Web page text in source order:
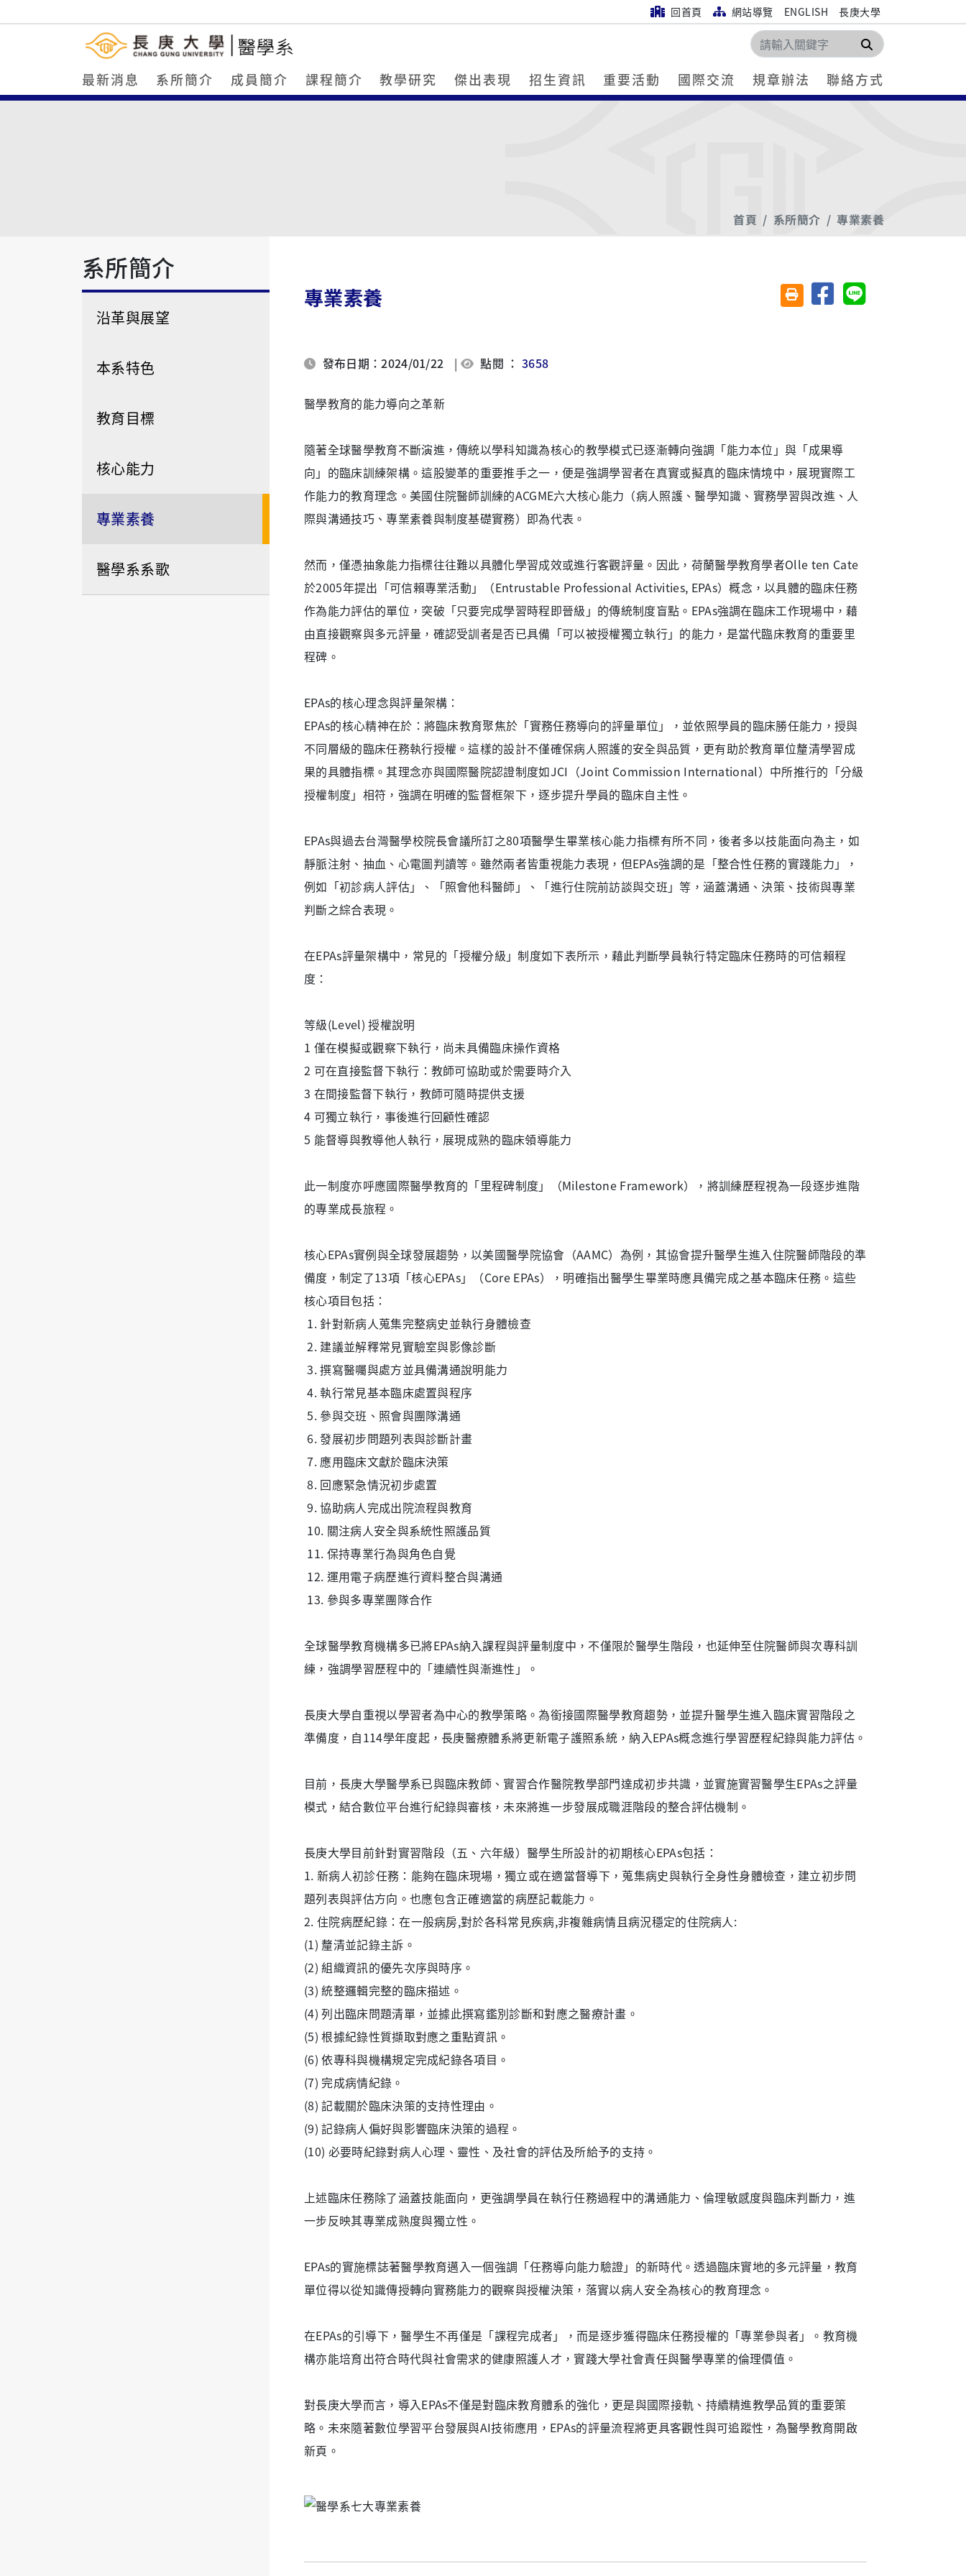
回首頁 網站導覽 ENGLISH 長庚大學
搜尋
最新消息 系所簡介 成員簡介 課程簡介 教學研究 傑出表現 招生資訊 重要活動 國際交流 規章辦法 聯絡方式
首頁 系所簡介 專業素養
系所簡介
沿革與展望
本系特色
教育目標
核心能力
專業素養
醫學系系歌
專業素養 友善列印(另開視窗)
分享至臉書分享至 Line
發布日期：2024/01/22 | 點閱 ：3658
醫學教育的能力導向之革新
隨著全球醫學教育不斷演進，傳統以學科知識為核心的教學模式已逐漸轉向強調「能力本位」與「成果導
向」的臨床訓練架構。這股變革的重要推手之一，便是強調學習者在真實或擬真的臨床情境中，展現實際工
作能力的教育理念。美國住院醫師訓練的ACGME六大核心能力（病人照護、醫學知識、實務學習與改進、人
際與溝通技巧、專業素養與制度基礎實務）即為代表。
然而，僅憑抽象能力指標往往難以具體化學習成效或進行客觀評量。因此，荷蘭醫學教育學者Olle ten Cate
於2005年提出「可信賴專業活動」（Entrustable Professional Activities, EPAs）概念，以具體的臨床任務
作為能力評估的單位，突破「只要完成學習時程即晉級」的傳統制度盲點。EPAs強調在臨床工作現場中，藉
由直接觀察與多元評量，確認受訓者是否已具備「可以被授權獨立執行」的能力，是當代臨床教育的重要里
程碑。
EPAs的核心理念與評量架構：
EPAs的核心精神在於：將臨床教育聚焦於「實務任務導向的評量單位」，並依照學員的臨床勝任能力，授與
不同層級的臨床任務執行授權。這樣的設計不僅確保病人照護的安全與品質，更有助於教育單位釐清學習成
果的具體指標。其理念亦與國際醫院認證制度如JCI（Joint Commission International）中所推行的「分級
授權制度」相符，強調在明確的監督框架下，逐步提升學員的臨床自主性。
EPAs與過去台灣醫學校院長會議所訂之80項醫學生畢業核心能力指標有所不同，後者多以技能面向為主，如
靜脈注射、抽血、心電圖判讀等。雖然兩者皆重視能力表現，但EPAs強調的是「整合性任務的實踐能力」，
例如「初診病人評估」、「照會他科醫師」、「進行住院前訪談與交班」等，涵蓋溝通、決策、技術與專業
判斷之綜合表現。
在EPAs評量架構中，常見的「授權分級」制度如下表所示，藉此判斷學員執行特定臨床任務時的可信賴程
度：
等級(Level) 授權說明
1 僅在模擬或觀察下執行，尚未具備臨床操作資格
2 可在直接監督下執行：教師可協助或於需要時介入
3 在間接監督下執行，教師可隨時提供支援
4 可獨立執行，事後進行回顧性確認
5 能督導與教導他人執行，展現成熟的臨床領導能力
此一制度亦呼應國際醫學教育的「里程碑制度」（Milestone Framework），將訓練歷程視為一段逐步進階
的專業成長旅程。
核心EPAs實例與全球發展趨勢，以美國醫學院協會（AAMC）為例，其協會提升醫學生進入住院醫師階段的準
備度，制定了13項「核心EPAs」（Core EPAs），明確指出醫學生畢業時應具備完成之基本臨床任務。這些
核心項目包括：
1. 針對新病人蒐集完整病史並執行身體檢查
2. 建議並解釋常見實驗室與影像診斷
3. 撰寫醫囑與處方並具備溝通說明能力
4. 執行常見基本臨床處置與程序
5. 參與交班、照會與團隊溝通
6. 發展初步問題列表與診斷計畫
7. 應用臨床文獻於臨床決策
8. 回應緊急情況初步處置
9. 協助病人完成出院流程與教育
10. 關注病人安全與系統性照護品質
11. 保持專業行為與角色自覺
12. 運用電子病歷進行資料整合與溝通
13. 參與多專業團隊合作
全球醫學教育機構多已將EPAs納入課程與評量制度中，不僅限於醫學生階段，也延伸至住院醫師與次專科訓
練，強調學習歷程中的「連續性與漸進性」。
長庚大學自重視以學習者為中心的教學策略。為銜接國際醫學教育趨勢，並提升醫學生進入臨床實習階段之
準備度，自114學年度起，長庚醫療體系將更新電子護照系統，納入EPAs概念進行學習歷程紀錄與能力評估。
目前，長庚大學醫學系已與臨床教師、實習合作醫院教學部門達成初步共識，並實施實習醫學生EPAs之評量
模式，結合數位平台進行紀錄與審核，未來將進一步發展成職涯階段的整合評估機制。
長庚大學目前針對實習階段（五、六年級）醫學生所設計的初期核心EPAs包括：
1. 新病人初診任務：能夠在臨床現場，獨立或在適當督導下，蒐集病史與執行全身性身體檢查，建立初步問
題列表與評估方向。也應包含正確適當的病歷記載能力。
2. 住院病歷紀錄：在一般病房,對於各科常見疾病,非複雜病情且病況穩定的住院病人:
(1) 釐清並記錄主訴。
(2) 組織資訊的優先次序與時序。
(3) 統整邏輯完整的臨床描述。
(4) 列出臨床問題清單，並據此撰寫鑑別診斷和對應之醫療計畫。
(5) 根據紀錄性質擷取對應之重點資訊。
(6) 依專科與機構規定完成紀錄各項目。
(7) 完成病情紀錄。
(8) 記載關於臨床決策的支持性理由。
(9) 記錄病人偏好與影響臨床決策的過程。
(10) 必要時紀錄對病人心理、靈性、及社會的評估及所給予的支持。
上述臨床任務除了涵蓋技能面向，更強調學員在執行任務過程中的溝通能力、倫理敏感度與臨床判斷力，進
一步反映其專業成熟度與獨立性。
EPAs的實施標誌著醫學教育邁入一個強調「任務導向能力驗證」的新時代。透過臨床實地的多元評量，教育
單位得以從知識傳授轉向實務能力的觀察與授權決策，落實以病人安全為核心的教育理念。
在EPAs的引導下，醫學生不再僅是「課程完成者」，而是逐步獲得臨床任務授權的「專業參與者」。教育機
構亦能培育出符合時代與社會需求的健康照護人才，實踐大學社會責任與醫學專業的倫理價值。
對長庚大學而言，導入EPAs不僅是對臨床教育體系的強化，更是與國際接軌、持續精進教學品質的重要策
略。未來隨著數位學習平台發展與AI技術應用，EPAs的評量流程將更具客觀性與可追蹤性，為醫學教育開啟
新頁。